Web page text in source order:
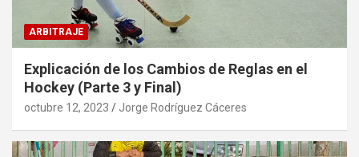
ARBITRAJE
Explicación de los Cambios de Reglas en el
Hockey (Parte 3 y Final)
octubre 12, 2023 Jorge Rodríguez Cáceres